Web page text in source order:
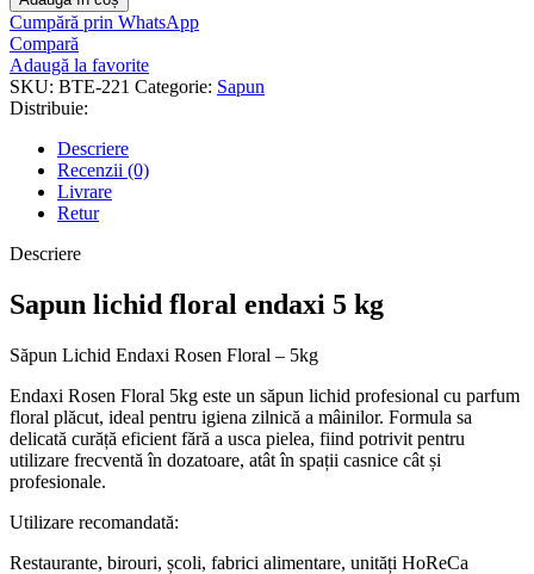
Cumpără prin WhatsApp
Compară
Adaugă la favorite
SKU: BTE-221 Categorie: Sapun
Distribuie:
Descriere
Recenzii (0)
Livrare
Retur
Descriere
Sapun lichid floral endaxi 5 kg
Săpun Lichid Endaxi Rosen Floral – 5kg
Endaxi Rosen Floral 5kg este un săpun lichid profesional cu parfum
floral plăcut, ideal pentru igiena zilnică a mâinilor. Formula sa
delicată curăță eficient fără a usca pielea, fiind potrivit pentru
utilizare frecventă în dozatoare, atât în spații casnice cât și
profesionale.
Utilizare recomandată:
Restaurante, birouri, școli, fabrici alimentare, unități HoReCa